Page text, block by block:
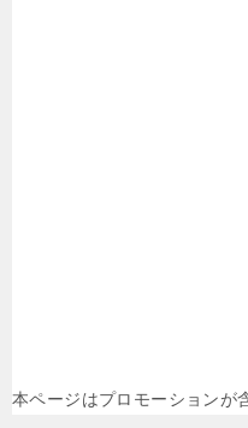
本ページはプロモーションが